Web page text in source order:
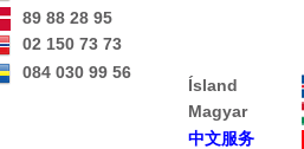
89 88 28 95
02 150 73 73
084 030 99 56
Ísland
Magyar
中文服务